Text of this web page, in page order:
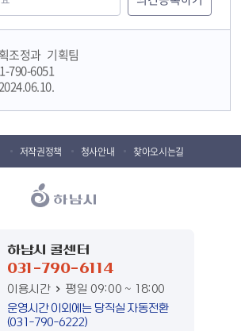
조정과 기획팀
790-6051
저작권정책 청사안내 찾아오시는길
하남시 콜센터
031-790-6114
이용시간
평일 09:00 ~ 18:00
운영시간 이외에는 당직실 자동전환
(031-790-6222)